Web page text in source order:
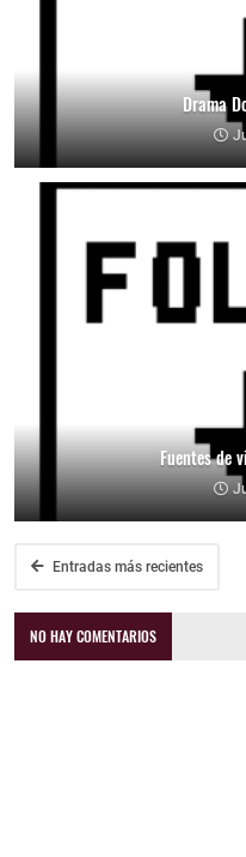
Drama
Fuentes de
Entradas más recientes
NO HAY COMENTARIOS